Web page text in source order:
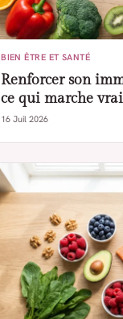
BIEN ÊTRE ET SANTÉ
Renforcer son
ce qui marche
16 Juil 2026